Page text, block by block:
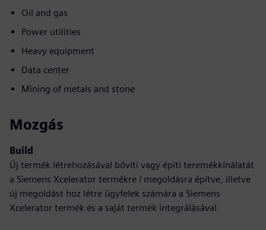
Oil and gas
Power utilities
Heavy equipment
Data center
Mining of metals and stone
Mozgás
Build
Új termék létrehozásával bővíti vagy építi teremékkínálatát
a Siemens Xcelerator termékre / megoldásra építve, illetve
új megoldást hoz létre ügyfelek számára a Siemens
Xcelerator termék és a saját termék integrálásával